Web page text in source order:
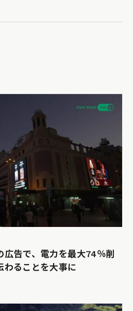
広告で、電力を最大74％削
わることを大事に